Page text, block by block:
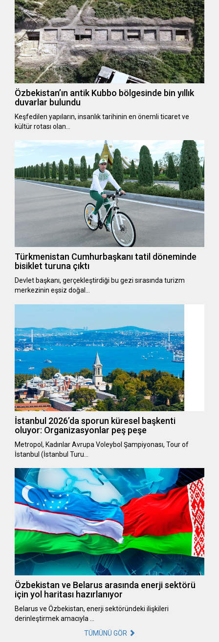
Özbekistan’ın antik Kubbo bölgesinde bin yıllık
duvarlar bulundu
Keşfedilen yapıların, insanlık tarihinin en önemli ticaret ve
kültür rotası olan…
Türkmenistan Cumhurbaşkanı tatil döneminde
bisiklet turuna çıktı
Devlet başkanı, gerçekleştirdiği bu gezi sırasında turizm
merkezinin eşsiz doğal…
İstanbul 2026’da sporun küresel başkenti
oluyor: Organizasyonlar peş peşe
Metropol, Kadınlar Avrupa Voleybol Şampiyonası, Tour of
İstanbul (İstanbul Turu…
Özbekistan ve Belarus arasında enerji sektörü
için yol haritası hazırlanıyor
Belarus ve Özbekistan, enerji sektöründeki ilişkileri
derinleştirmek amacıyla …
TÜMÜNÜ GÖR